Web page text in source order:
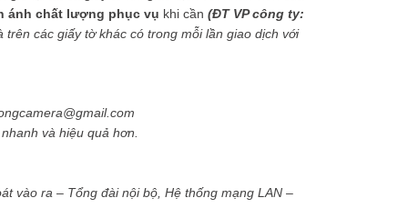
ánh chất lượng phục vụ khi cần (ĐT VP công ty:
các giấy tờ khác có trong mỗi lần giao dịch với
và hiệu quả hơn.
vào ra – Tổng đài nội bộ, Hệ thống mạng LAN –